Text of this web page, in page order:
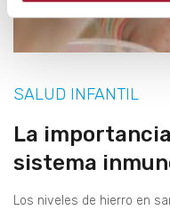
SALUD INFANTIL
La
sistema
Los niveles de hierro en